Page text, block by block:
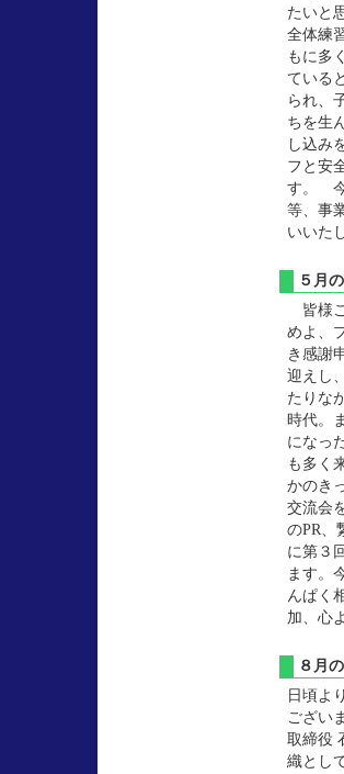
たいと
全体練
もに多
ている
られ、
ちを生
し込み
フと安
す。 今
等、事
いいた
５月
皆様
めよ、
き感謝
迎えし
たりな
時代。
になっ
も多く
かのき
交流会
のPR、
に第３
ます。
んぱく
加、心
８月
日頃よ
ござい
取締役
織とし